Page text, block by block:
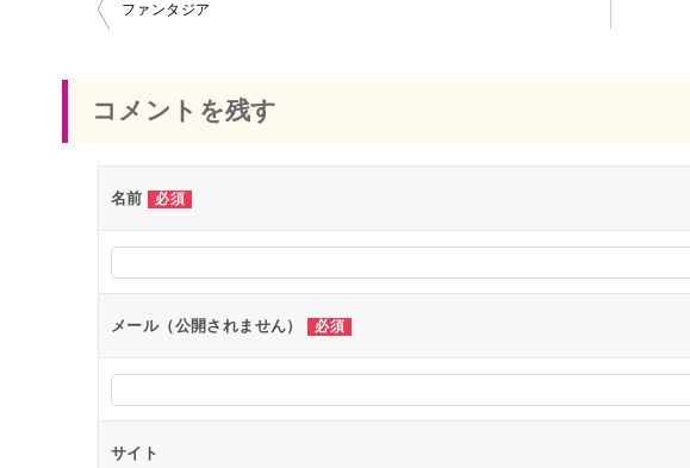
ナ
ゲ
ー
シ
ョ
ファンタジア
コメントを残す
名前 必須
メール（公開されません） 必須
サイト